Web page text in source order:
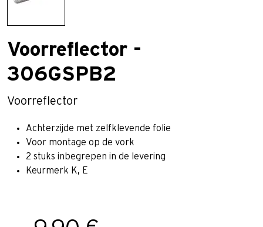
Voorreflector -
306GSPB2
Voorreflector
Achterzijde met zelfklevende folie
Voor montage op de vork
2 stuks inbegrepen in de levering
Keurmerk K, E